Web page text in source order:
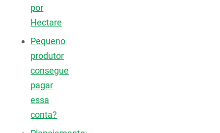
por
Hectare
Pequeno
produtor
consegue
pagar
essa
conta?